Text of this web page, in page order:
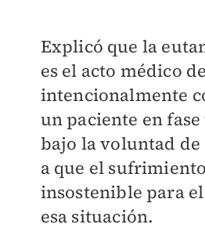
Explicó que la
es el acto médico
intencionalmente
un paciente en
bajo la voluntad de
a que el
insostenible para
esa situación.